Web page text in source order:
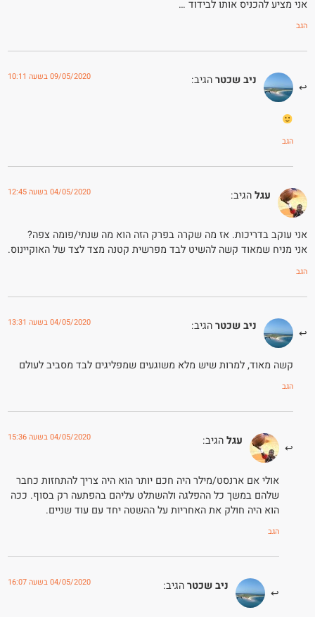
אני מציע להכניס אותו לבידוד …
הגב
ניב שכטרהגיב: 09/05/2020 בשעה 10:11
הגב
עגלהגיב: 04/05/2020 בשעה 12:45
אני עוקב בדריכות. אז מה שקרה בפרק הזה הוא מה שנתי/פומה צפה?
אני מניח שמאוד קשה להשיט לבד מפרשית קטנה מצד לצד של האוקיינוס.
הגב
ניב שכטרהגיב: 04/05/2020 בשעה 13:31
קשה מאוד, למרות שיש מלא משוגעים שמפליגים לבד מסביב לעולם
הגב
עגלהגיב: 04/05/2020 בשעה 15:36
אולי אם ארנסט/מילר היה חכם יותר הוא היה צריך להתחזות כחבר
שלהם במשך כל ההפלגה ולהשתלט עליהם בהפתעה רק בסוף. ככה
הוא היה חולק את האחריות על ההשטה יחד עם עוד שניים.
הגב
ניב שכטרהגיב: 04/05/2020 בשעה 16:07